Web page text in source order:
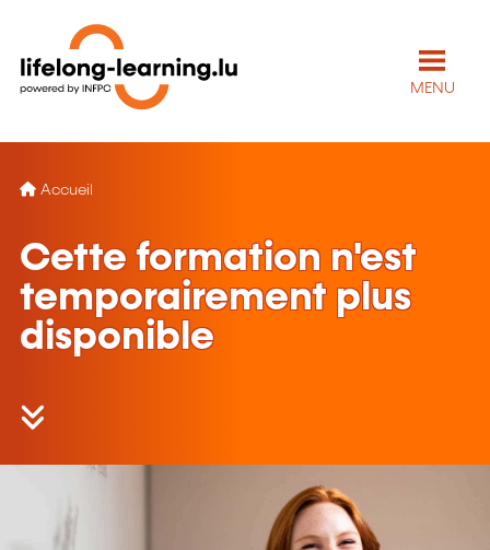
MENU
Accueil
Cette formation n'est
temporairement plus
disponible